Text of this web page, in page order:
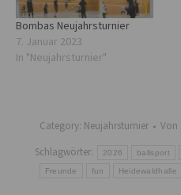
Bombas Neujahrsturnier
7. Januar 2023
In "Neujahrsturnier"
Category: Neujahrsturnier Von
Schlagwörter:
2026 ballsport
Freunde fun Heidewaldhalle